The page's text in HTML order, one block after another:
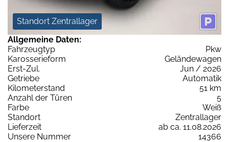
Standort Zentrallager
Allgemeine Daten:
Fahrzeugtyp
Pkw
Karosserieform
Geländewagen
Erst-Zul.
Jun / 2026
Getriebe
Automatik
Kilometerstand
51 km
Anzahl der Türen
5
Farbe
Weiß
Standort
Zentrallager
Lieferzeit
ab ca. 11.08.2026
Unsere Nummer
14366